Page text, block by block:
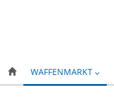
WAFFENMARKT